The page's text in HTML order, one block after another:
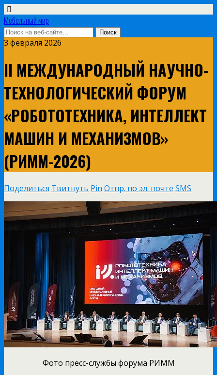
Мебельный мир
3 февраля 2026
II МЕЖДУНАРОДНЫЙ НАУЧНО-
ТЕХНОЛОГИЧЕСКИЙ ФОРУМ
«РОБОТОТЕХНИКА, ИНТЕЛЛЕКТ
МАШИН И МЕХАНИЗМОВ»
(РИММ-2026)
Поделиться Твитнуть Pin Отпр. по эл. почте SMS
Фото пресс-службы форума РИММ